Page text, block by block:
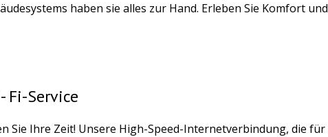
haben sie alles zur Hand. Erleben Sie Komfort
Fi-Service
Sie Ihre Zeit! Unsere High-Speed-Internetverbindung, die